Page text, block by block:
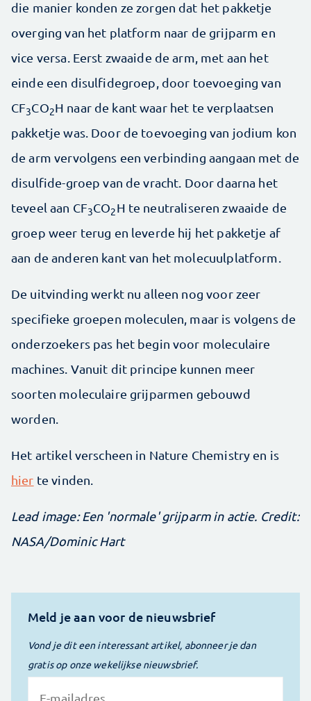
die manier konden ze zorgen dat het pakketje
overging van het platform naar de grijparm en
vice versa. Eerst zwaaide de arm, met aan het
einde een disulfidegroep, door toevoeging van
CF3CO2H naar de kant waar het te verplaatsen
pakketje was. Door de toevoeging van jodium kon
de arm vervolgens een verbinding aangaan met de
disulfide-groep van de vracht. Door daarna het
teveel aan CF3CO2H te neutraliseren zwaaide de
groep weer terug en leverde hij het pakketje af
aan de anderen kant van het molecuulplatform.
De uitvinding werkt nu alleen nog voor zeer
specifieke groepen moleculen, maar is volgens de
onderzoekers pas het begin voor moleculaire
machines. Vanuit dit principe kunnen meer
soorten moleculaire grijparmen gebouwd
worden.
Het artikel verscheen in Nature Chemistry en is
hier te vinden.
Lead image: Een 'normale' grijparm in actie. Credit:
NASA/Dominic Hart
Meld je aan voor de nieuwsbrief
Vond je dit een interessant artikel, abonneer je dan
gratis op onze wekelijkse nieuwsbrief.